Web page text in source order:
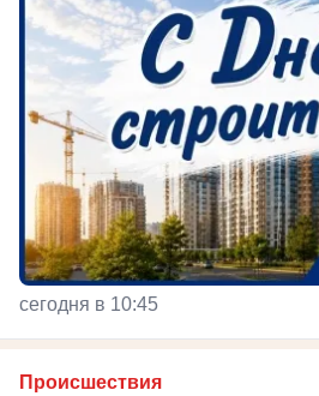
сегодня в 10:45
Происшествия